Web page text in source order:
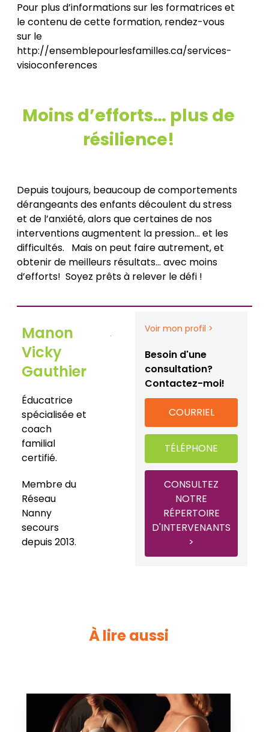
Pour plus d’informations sur les formatrices et
le contenu de cette formation, rendez-vous
sur le
http://ensemblepourlesfamilles.ca/services-
visioconferences
Moins d’efforts… plus de
résilience!
Depuis toujours, beaucoup de comportements
dérangeants des enfants découlent du stress
et de l’anxiété, alors que certaines de nos
interventions augmentent la pression... et les
difficultés. Mais on peut faire autrement, et
obtenir de meilleurs résultats… avec moins
d’efforts! Soyez prêts à relever le défi !
Manon
Vicky
Gauthier
Éducatrice
spécialisée et
coach
familial
certifié.
Membre du
Réseau
Nanny
secours
depuis 2013.
Voir mon profil >
Besoin d'une
consultation?
Contactez-moi!
COURRIEL
TÉLÉPHONE
CONSULTEZ
NOTRE
RÉPERTOIRE
D'INTERVENANTS
>
À lire aussi